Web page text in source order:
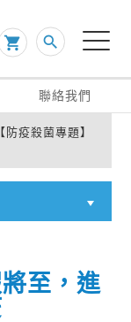
 search
聯絡我們
疫殺菌專題】
至，進